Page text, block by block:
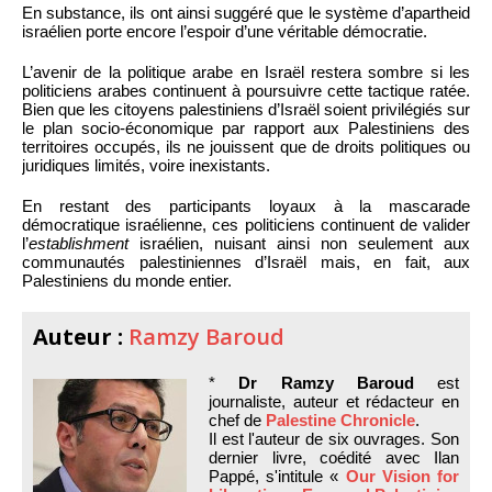
En substance, ils ont ainsi suggéré que le système d’apartheid
israélien porte encore l’espoir d’une véritable démocratie.
L’avenir de la politique arabe en Israël restera sombre si les
politiciens arabes continuent à poursuivre cette tactique ratée.
Bien que les citoyens palestiniens d’Israël soient privilégiés sur
le plan socio-économique par rapport aux Palestiniens des
territoires occupés, ils ne jouissent que de droits politiques ou
juridiques limités, voire inexistants.
En restant des participants loyaux à la mascarade
démocratique israélienne, ces politiciens continuent de valider
l’establishmentisraélien, nuisant ainsi non seulement aux
communautés palestiniennes d’Israël mais, en fait, aux
Palestiniens du monde entier.
Auteur : Ramzy Baroud
* Dr Ramzy Baroudest
journaliste, auteur et rédacteur en
chef de Palestine Chronicle.
Il est l'auteur de six ouvrages. Son
dernier livre, coédité avec Ilan
Pappé, s'intitule « Our Vision for